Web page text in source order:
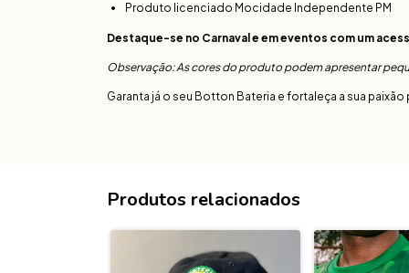
Produto licenciado Mocidade Independente PM
Destaque-se no Carnaval e em eventos com um
Observação: As cores do produto podem apresentar
Garanta já o seu Botton Bateria e fortaleça a sua
Produtos relacionados